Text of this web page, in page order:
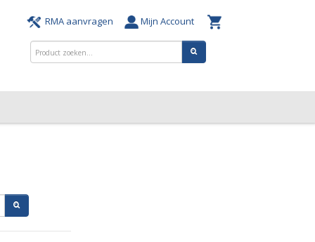
RMA aanvragen Mijn Account